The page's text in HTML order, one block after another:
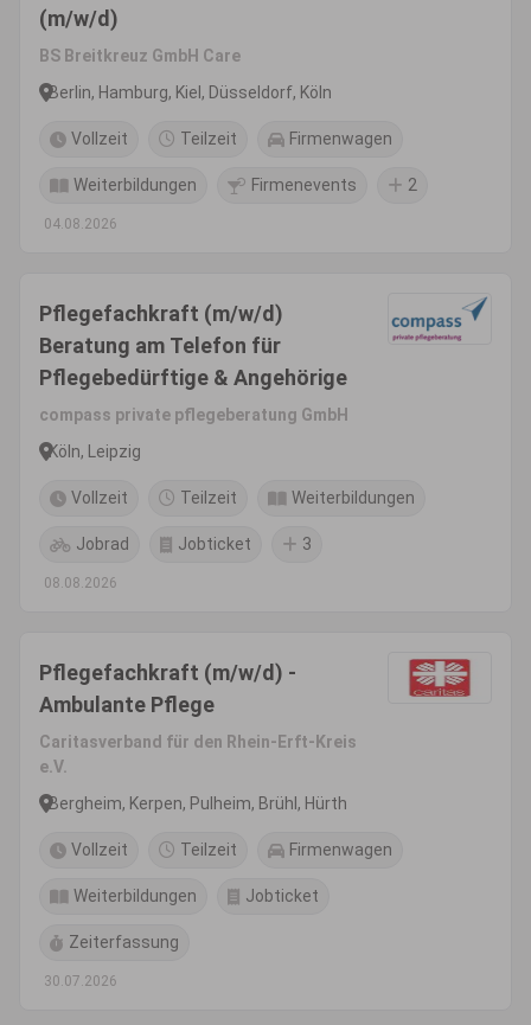
(m/w/d)
BS Breitkreuz GmbH Care
Berlin, Hamburg, Kiel, Düsseldorf, Köln
Vollzeit Teilzeit Firmenwagen
Weiterbildungen Firmenevents 2
04.08.2026
Pflegefachkraft (m/w/d)
Beratung am Telefon für
Pflegebedürftige & Angehörige
compass private pflegeberatung GmbH
Köln, Leipzig
Vollzeit Teilzeit Weiterbildungen
Jobrad Jobticket 3
08.08.2026
Pflegefachkraft (m/w/d) -
Ambulante Pflege
Caritasverband für den Rhein-Erft-Kreis
e.V.
Bergheim, Kerpen, Pulheim, Brühl, Hürth
Vollzeit Teilzeit Firmenwagen
Weiterbildungen Jobticket
Zeiterfassung
30.07.2026